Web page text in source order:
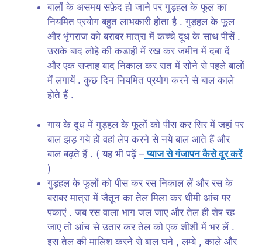
बालों के असमय सफ़ेद हो जाने पर गुड़हल के फूल का
नियमित प्रयोग बहुत लाभकारी होता है . गुड़हल के फूल
और भृंगराज को बराबर मात्रा में कच्चे दूध के साथ पीसें .
उसके बाद लोहे की कडाही में रख कर जमीन में दबा दें
और एक सप्ताह बाद निकाल कर रात में सोने से पहले बालों
में लगायें . कुछ दिन नियमित प्रयोग करने से बाल काले
होते हैं .
गाय के दूध में गुड़हल के फूलों को पीस कर सिर में जहां पर
बाल झड़ गये हों वहां लेप करने से नये बाल आते हैं और
बाल बढ़ते हैं . ( यह भी पढ़ें –प्याज से गंजापन कैसे दूर करें
)
गुड़हल के फूलों को पीस कर रस निकाल लें और रस के
बराबर मात्रा में जैतून का तेल मिला कर धीमी आंच पर
पकाएं . जब रस वाला भाग जल जाए और तेल ही शेष रह
जाए तो आंच से उतार कर तेल को एक शीशी में भर लें .
इस तेल की मालिश करने से बाल घने , लम्बे , काले और